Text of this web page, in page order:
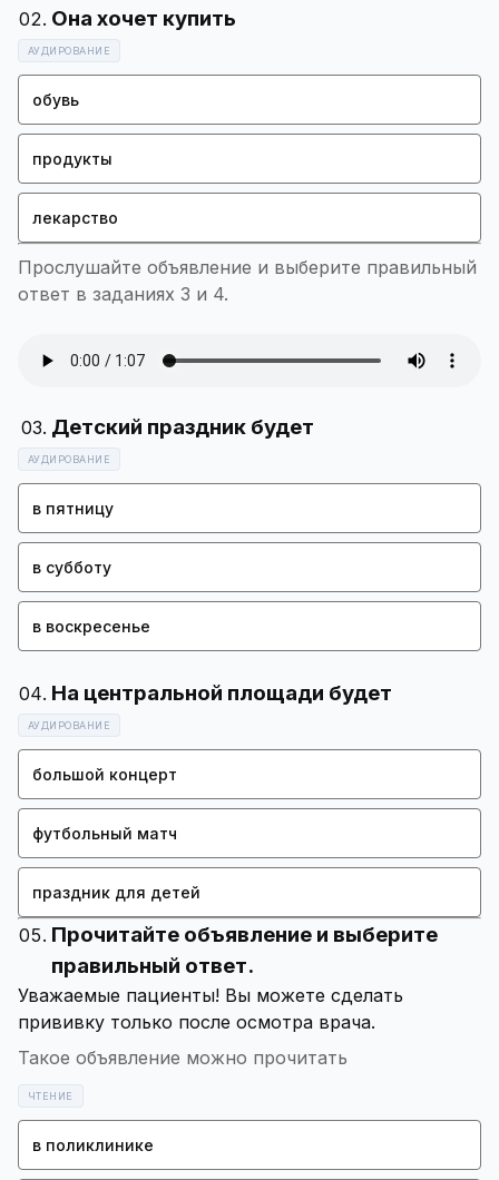
АУДИРОВАНИЕ
обувь
продукты
лекарство
Прослушайте объявление и выберите правильный
ответ в заданиях 3 и 4.
АУДИРОВАНИЕ
в пятницу
в субботу
в воскресенье
АУДИРОВАНИЕ
большой концерт
футбольный матч
праздник для детей
Прочитайте объявление и выберите
правильный ответ.
Уважаемые пациенты! Вы можете сделать
Такое объявление можно прочитать
ЧТЕНИЕ
в поликлинике